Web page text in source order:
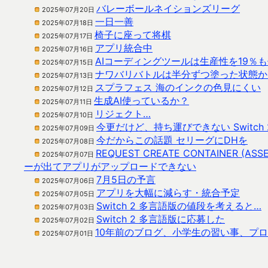
2025年07月20日 バレーボールネイションズリーグ
2025年07月18日 一日一善
2025年07月17日 椅子に座って将棋
2025年07月16日 アプリ統合中
2025年07月15日 AIコーディングツールは生産性を19％
2025年07月13日 ナワバリバトルは半分ずつ塗った状態
2025年07月12日 スプラフェス 海のインクの色見にくい
2025年07月11日 生成AI使っているか？
2025年07月10日 リジェクト…
2025年07月09日 今更だけど、持ち運びできない Switch
2025年07月08日 今だからこの話題 セリーグにDHを
2025年07月07日 REQUEST CREATE CONTAINER
ーが出てアプリがアップロードできない
2025年07月06日 7月5日の予言
2025年07月05日 アプリを大幅に減らす・統合予定
2025年07月03日 Switch 2 多言語版の値段を考えると…
2025年07月02日 Switch 2 多言語版に応募した
2025年07月01日 10年前のブログ、小学生の習い事、プ